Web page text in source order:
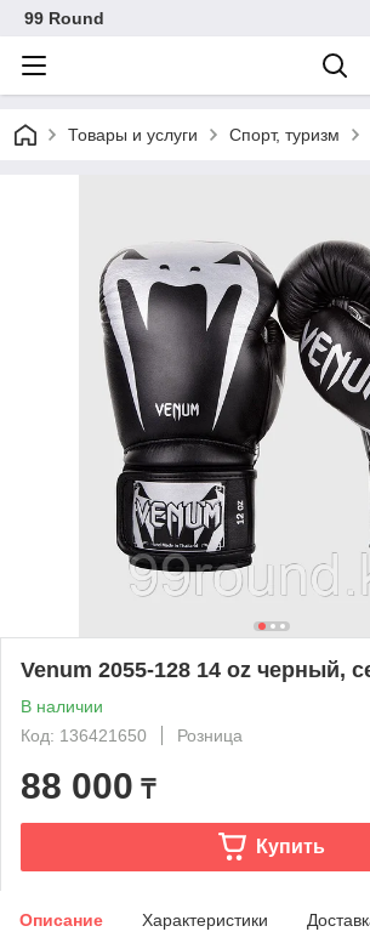
99 Round
Товары и услуги Спорт, туризм
Venum 2055-128 14 oz черный,
В наличии
Код: 136421650
Розница
88 000 ₸
Купить
Описание Характеристики